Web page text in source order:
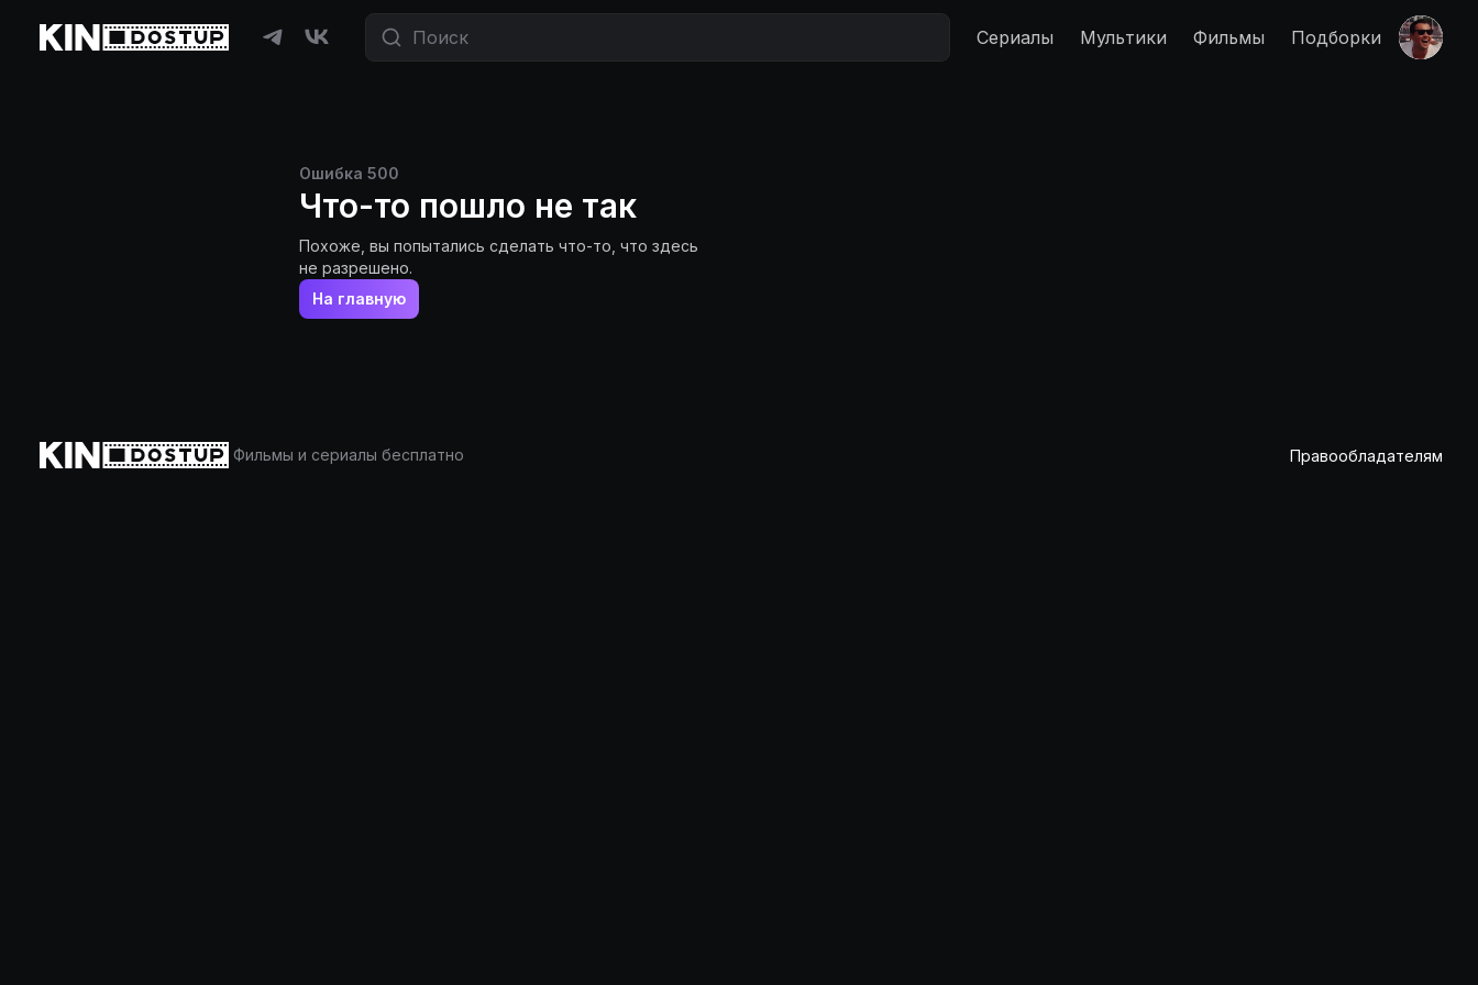
Сериалы Мультики Фильмы Подборки
Ошибка 500
Что-то пошло не так
Похоже, вы попытались сделать что-то, что здесь
не разрешено.
На главную
Фильмы и сериалы бесплатно Правообладателям